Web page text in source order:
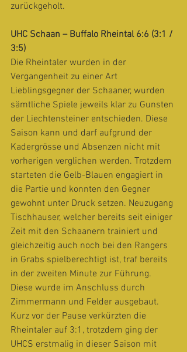
zurückgeholt.
UHC Schaan – Buffalo Rheintal 6:6 (3:1 /
3:5)
Die Rheintaler wurden in der
Vergangenheit zu einer Art
Lieblingsgegner der Schaaner, wurden
sämtliche Spiele jeweils klar zu Gunsten
der Liechtensteiner entschieden. Diese
Saison kann und darf aufgrund der
Kadergrösse und Absenzen nicht mit
vorherigen verglichen werden. Trotzdem
starteten die Gelb-Blauen engagiert in
die Partie und konnten den Gegner
gewohnt unter Druck setzen. Neuzugang
Tischhauser, welcher bereits seit einiger
Zeit mit den Schaanern trainiert und
gleichzeitig auch noch bei den Rangers
in Grabs spielberechtigt ist, traf bereits
in der zweiten Minute zur Führung.
Diese wurde im Anschluss durch
Zimmermann und Felder ausgebaut.
Kurz vor der Pause verkürzten die
Rheintaler auf 3:1, trotzdem ging der
UHCS erstmalig in dieser Saison mit